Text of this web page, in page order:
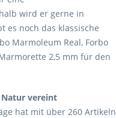
wird er gerne in
es noch das klassische
Marmoleum Real, Forbo
2,5 mm für den
Natur vereint
hat mit über 260 Artikeln